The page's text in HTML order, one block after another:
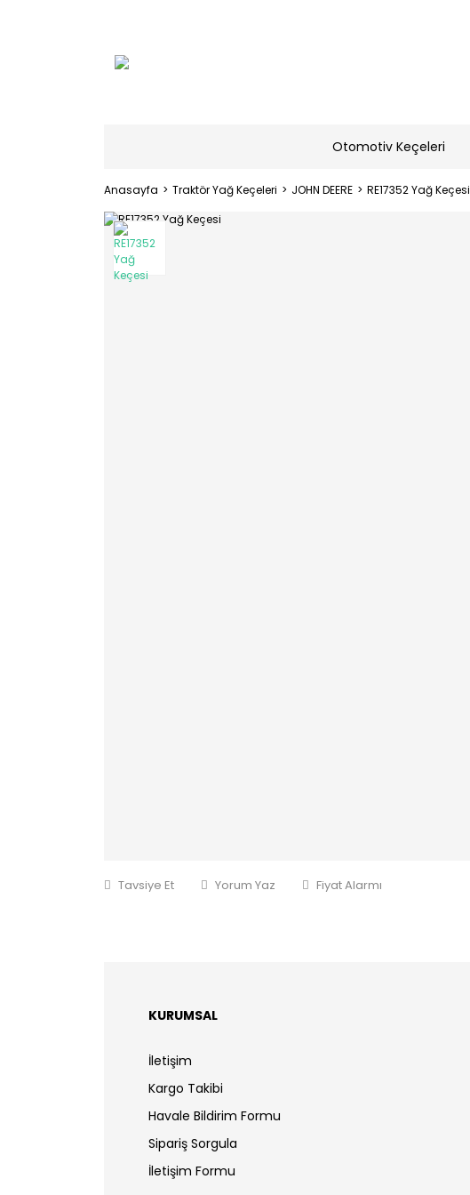
Otomotiv Keçeleri
Anasayfa Traktör Yağ Keçeleri JOHN DEERE RE17352 Yağ Keçesi
Tavsiye Et Yorum Yaz Fiyat Alarmı
KURUMSAL
İletişim
Kargo Takibi
Havale Bildirim Formu
Sipariş Sorgula
İletişim Formu